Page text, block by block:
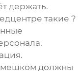
держать.
такие ?
должны